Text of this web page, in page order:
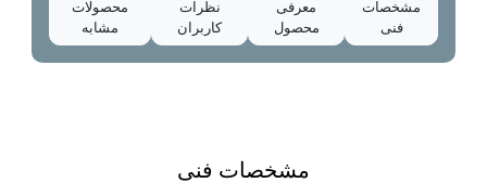
مشخصات
فنی
معرفی
محصول
نظرات
کاربران
محصولات
مشابه
مشخصات فنی